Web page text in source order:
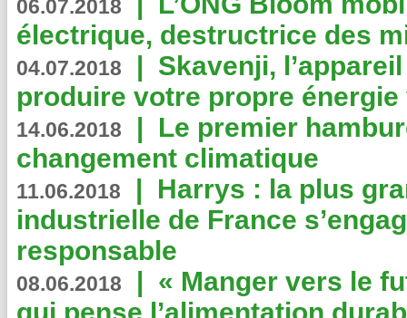
06.07.2018
électrique, destructrice des
04.07.2018 | Skavenji,
produire votre propre
14.06.2018 | Le premier
changement climatique
11.06.2018 | Harrys : la plus
industrielle de France
responsable
08.06.2018 | « Manger vers le